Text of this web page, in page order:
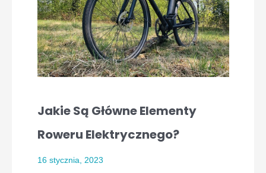
Jakie Są Główne Elementy
Roweru Elektrycznego?
16 stycznia, 2023